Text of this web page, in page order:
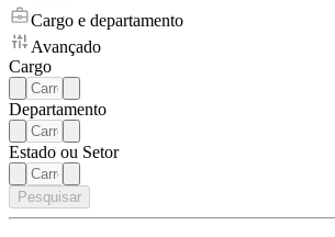
Cargo e departamento
Avançado
Cargo
Departamento
Estado ou Setor
Pesquisar